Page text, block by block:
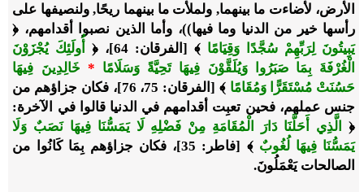
الأرض، لأضاءت ما بينهما, ولملأت ما بينهما ريحًا, ولنصيفها على
رأسها خير من الدنيا وما فيها))، وأما الذين نصبوا أقدامهم، ﴿
يَبِيتُونَ لِرَبِّهِمْ سُجَّدًا وَقِيَامًا ﴾ [الفرقان: 64]، ﴿
أُولَئِكَ يُجْزَوْنَ
الْغُرْفَةَ بِمَا صَبَرُوا وَيُلَقَّوْنَ فِيهَا تَحِيَّةً وَسَلَامًا * خَالِدِينَ فِيهَا
حَسُنَتْ مُسْتَقَرًّا وَمُقَامًا
﴾ [الفرقان: 75، 76]، فكان جزاؤهم من
جنس عملهم، فحين تعبِت أقدامهم في الدنيا قالوا في الآخرة:
﴿
الَّذِي أَحَلَّنَا دَارَ الْمُقَامَةِ مِنْ فَضْلِهِ لَا يَمَسُّنَا فِيهَا نَصَبٌ وَلَا
يَمَسُّنَا فِيهَا لُغُوبٌ
﴾ [فاطر: 35]، فكان جزاؤهم بِمَا كَانُوا من
الصالحات يَعْمَلُونَ.